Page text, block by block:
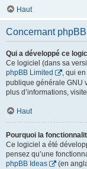
Haut
Concernant phpBB
Qui a développé ce
Ce logiciel (dans sa
phpBB Limited
, qui
publique générale GNU
plus d’informations,
Haut
Pourquoi la
Ce logiciel a été
pensez qu’une
phpBB Ideas
(en